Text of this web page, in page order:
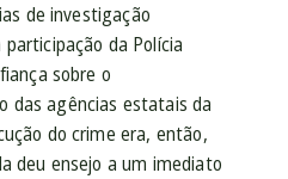
de investigação
da Polícia
sobre o
das agências estatais da
do crime era, então,
deu ensejo a um imediato